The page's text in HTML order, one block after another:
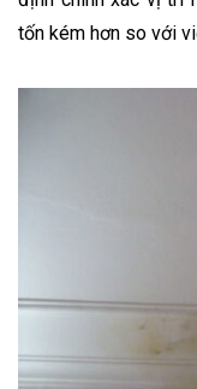
tốn kém hơn so với